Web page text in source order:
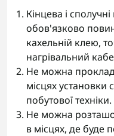
Кінцева і
обов'язково
кахельній клею,
нагрівальний
Не можна
місцях установки
побутової техніки.
Не можна
в місцях, де буде